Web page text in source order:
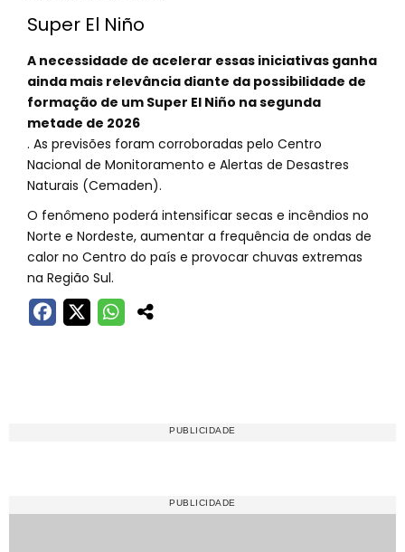
Super El Niño
A necessidade de acelerar essas iniciativas ganha
ainda mais relevância diante da possibilidade de
formação de um Super El Niño na segunda
metade de 2026
. As previsões foram corroboradas pelo Centro
Nacional de Monitoramento e Alertas de Desastres
Naturais (Cemaden).
O fenômeno poderá intensificar secas e incêndios no
Norte e Nordeste, aumentar a frequência de ondas de
calor no Centro do país e provocar chuvas extremas
na Região Sul.